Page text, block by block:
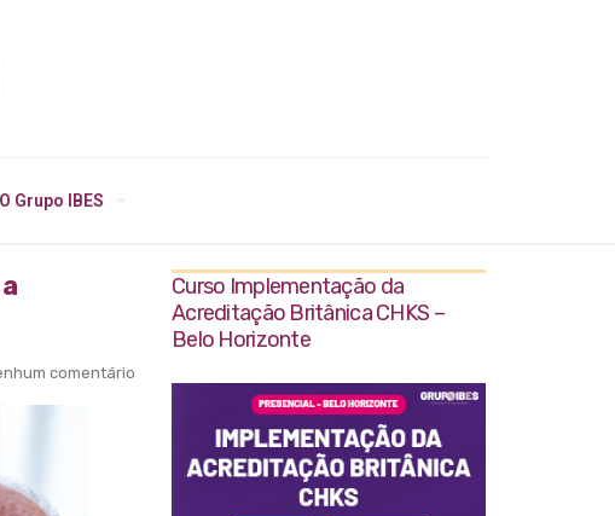
O Grupo IBES
comentário
Curso Implementação da
Acreditação Britânica CHKS –
Belo Horizonte